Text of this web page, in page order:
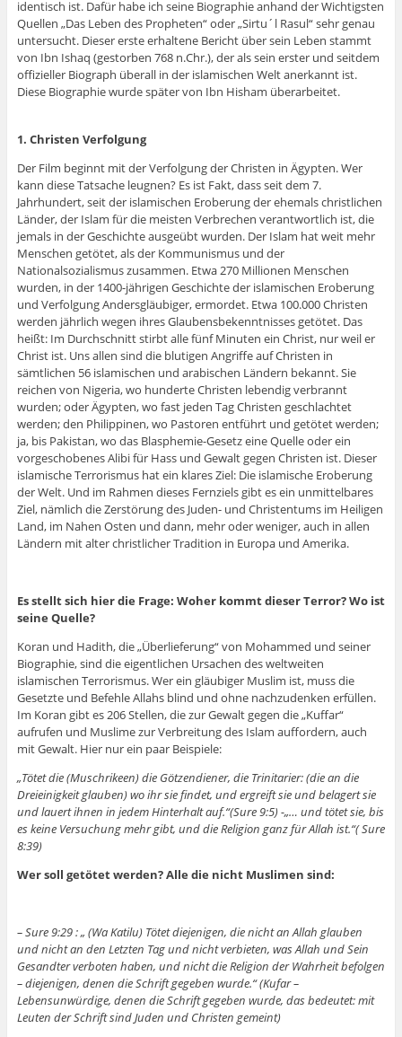
identisch ist. Dafür habe ich seine Biographie anhand der Wichtigsten
Quellen „Das Leben des Propheten“ oder „Sirtu´l Rasul“ sehr genau
untersucht. Dieser erste erhaltene Bericht über sein Leben stammt
von Ibn Ishaq (gestorben 768 n.Chr.), der als sein erster und seitdem
offizieller Biograph überall in der islamischen Welt anerkannt ist.
Diese Biographie wurde später von Ibn Hisham überarbeitet.
1. Christen Verfolgung
Der Film beginnt mit der Verfolgung der Christen in Ägypten. Wer
kann diese Tatsache leugnen? Es ist Fakt, dass seit dem 7.
Jahrhundert, seit der islamischen Eroberung der ehemals christlichen
Länder, der Islam für die meisten Verbrechen verantwortlich ist, die
jemals in der Geschichte ausgeübt wurden. Der Islam hat weit mehr
Menschen getötet, als der Kommunismus und der
Nationalsozialismus zusammen. Etwa 270 Millionen Menschen
wurden, in der 1400-jährigen Geschichte der islamischen Eroberung
und Verfolgung Andersgläubiger, ermordet. Etwa 100.000 Christen
werden jährlich wegen ihres Glaubensbekenntnisses getötet. Das
heißt: Im Durchschnitt stirbt alle fünf Minuten ein Christ, nur weil er
Christ ist. Uns allen sind die blutigen Angriffe auf Christen in
sämtlichen 56 islamischen und arabischen Ländern bekannt. Sie
reichen von Nigeria, wo hunderte Christen lebendig verbrannt
wurden; oder Ägypten, wo fast jeden Tag Christen geschlachtet
werden; den Philippinen, wo Pastoren entführt und getötet werden;
ja, bis Pakistan, wo das Blasphemie-Gesetz eine Quelle oder ein
vorgeschobenes Alibi für Hass und Gewalt gegen Christen ist. Dieser
islamische Terrorismus hat ein klares Ziel: Die islamische Eroberung
der Welt. Und im Rahmen dieses Fernziels gibt es ein unmittelbares
Ziel, nämlich die Zerstörung des Juden- und Christentums im Heiligen
Land, im Nahen Osten und dann, mehr oder weniger, auch in allen
Ländern mit alter christlicher Tradition in Europa und Amerika.
Es stellt sich hier die Frage: Woher kommt dieser Terror? Wo ist
seine Quelle?
Koran und Hadith, die „Überlieferung“ von Mohammed und seiner
Biographie, sind die eigentlichen Ursachen des weltweiten
islamischen Terrorismus. Wer ein gläubiger Muslim ist, muss die
Gesetzte und Befehle Allahs blind und ohne nachzudenken erfüllen.
Im Koran gibt es 206 Stellen, die zur Gewalt gegen die „Kuffar“
aufrufen und Muslime zur Verbreitung des Islam auffordern, auch
mit Gewalt. Hier nur ein paar Beispiele:
„Tötet die (Muschrikeen) die Götzendiener, die Trinitarier: (die an die
Dreieinigkeit glauben) wo ihr sie findet, und ergreift sie und belagert sie
und lauert ihnen in jedem Hinterhalt auf.“(Sure 9:5) -„… und tötet sie, bis
es keine Versuchung mehr gibt, und die Religion ganz für Allah ist.“( Sure
8:39)
Wer soll getötet werden? Alle die nicht Muslimen sind:
– Sure 9:29 : „ (Wa Katilu) Tötet diejenigen, die nicht an Allah glauben
und nicht an den Letzten Tag und nicht verbieten, was Allah und Sein
Gesandter verboten haben, und nicht die Religion der Wahrheit befolgen
– diejenigen, denen die Schrift gegeben wurde.“ (Kufar –
Lebensunwürdige, denen die Schrift gegeben wurde, das bedeutet: mit
Leuten der Schrift sind Juden und Christen gemeint)